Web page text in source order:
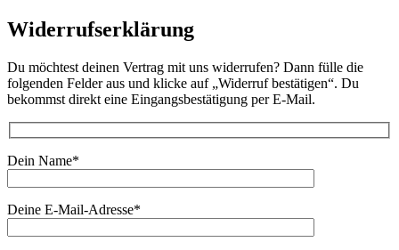
Widerrufserklärung
Du möchtest deinen Vertrag mit uns widerrufen? Dann fülle die
folgenden Felder aus und klicke auf „Widerruf bestätigen“. Du
bekommst direkt eine Eingangsbestätigung per E-Mail.
Dein Name*
Deine E-Mail-Adresse*